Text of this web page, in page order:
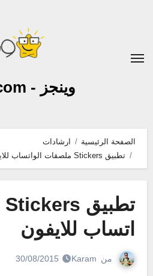
وينجز - wingiz.com
الصفحة الرئيسية
ارشادات
تطبيق Stickers ملصقات الواتساب للايفون
اتساب للايفون
من Karam
30/08/2015